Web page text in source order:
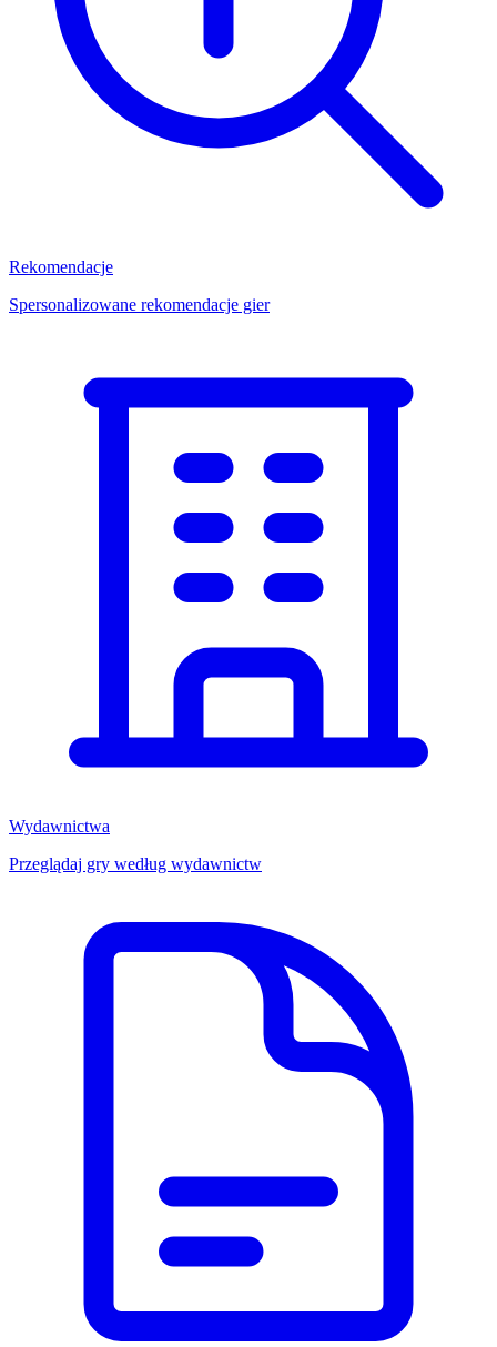
Rekomendacje
Spersonalizowane rekomendacje gier
Wydawnictwa
Przeglądaj gry według wydawnictw